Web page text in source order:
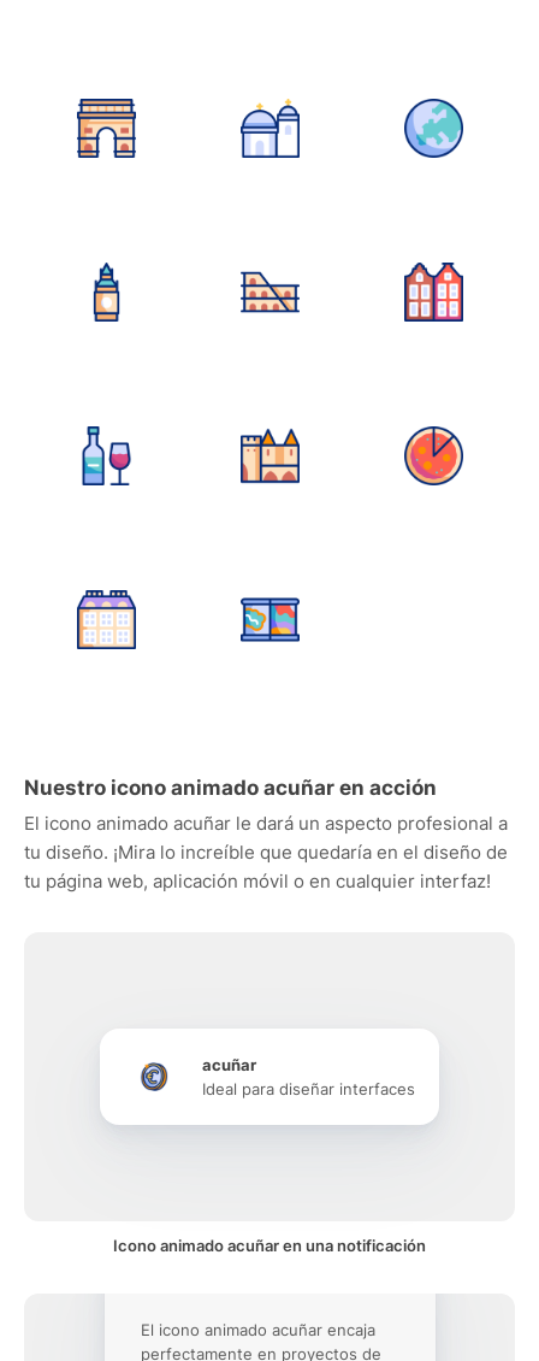
Nuestro icono animado acuñar en acción
El icono animado acuñar le dará un aspecto profesional a
tu diseño. ¡Mira lo increíble que quedaría en el diseño de
tu página web, aplicación móvil o en cualquier interfaz!
acuñar
Ideal para diseñar interfaces
Icono animado acuñar en una notificación
El icono animado acuñar encaja
perfectamente en proyectos de